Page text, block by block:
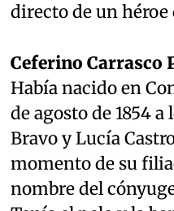
directo de un héroe
Ceferino Carrasco
Había nacido en
de agosto de 1854
Bravo y Lucía
momento de su
nombre del